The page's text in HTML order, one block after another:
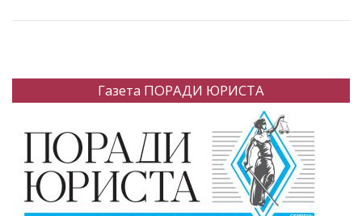
Газета ПОРАДИ ЮРИСТА